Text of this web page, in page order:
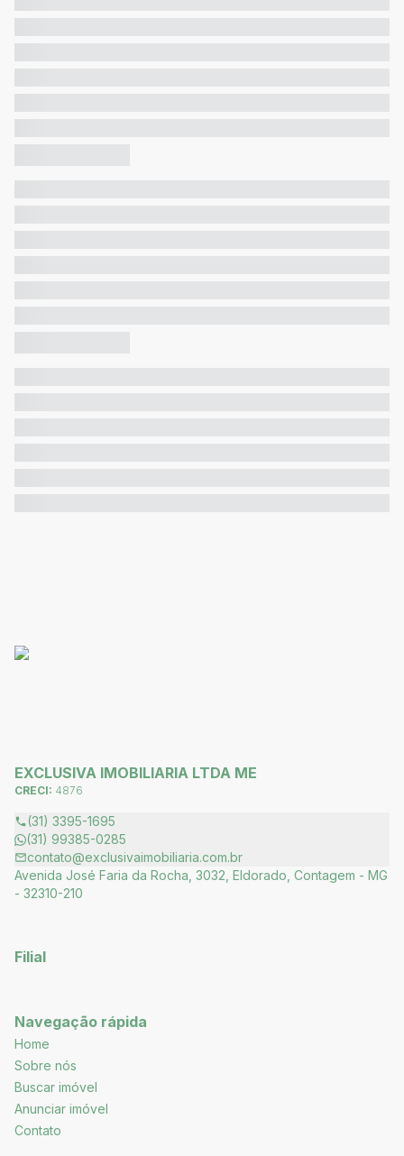
EXCLUSIVA IMOBILIARIA LTDA ME
CRECI: 4876
(31) 3395-1695
(31) 99385-0285
contato@exclusivaimobiliaria.com.br
Avenida José Faria da Rocha, 3032, Eldorado, Contagem - MG
- 32310-210
Filial
Navegação rápida
Home
Sobre nós
Buscar imóvel
Anunciar imóvel
Contato